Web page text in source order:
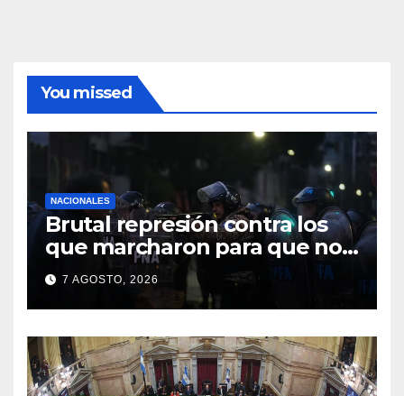
You missed
NACIONALES
Brutal represión contra los
que marcharon para que no
se venda la patria
7 AGOSTO, 2026